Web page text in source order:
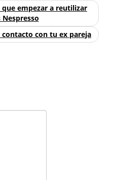
empezar a reutilizar
con tu ex pareja